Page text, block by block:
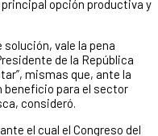
opción productiva y
vale la pena
de la República
mismas que, ante la
beneficio para el sector
consideró.
el cual el Congreso del